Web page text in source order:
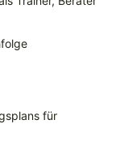
für